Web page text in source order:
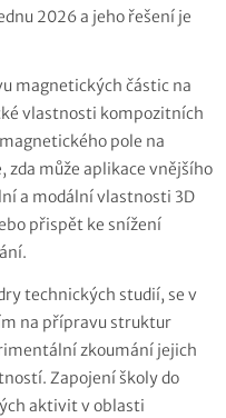
2026 a jeho řešení je
magnetických částic na
vlastnosti kompozitních
pole na
zda může aplikace vnějšího
a modální vlastnosti 3D
přispět ke snížení
technických studií, se v
na přípravu struktur
zkoumání jejich
Zapojení školy do
aktivit v oblasti